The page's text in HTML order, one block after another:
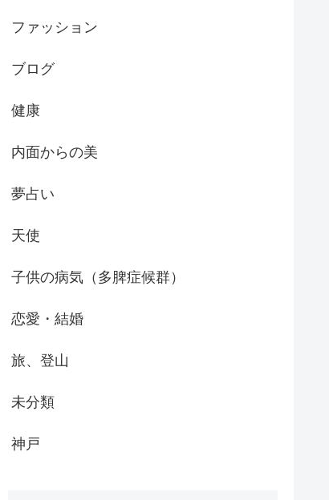
ファッション
ブログ
健康
内面からの美
夢占い
天使
子供の病気（多脾症候群）
恋愛・結婚
旅、登山
未分類
神戸